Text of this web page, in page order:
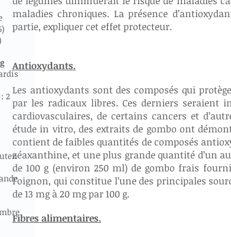
maladies chroniques. La présence
partie, expliquer cet effet protecteur.
Antioxydants.
Les antioxydants sont des composés qui
par les radicaux libres. Ces derniers seraient
cardiovasculaires, de certains cancers et
étude in vitro, des extraits de gombo ont
contient de faibles quantités de composés
zéaxanthine, et une plus grande quantité d’un
de 100 g (environ 250 ml) de gombo frais
l’oignon, qui constitue l’une des principales
de 13 mg à 20 mg par 100 g.
Fibres alimentaires.
2